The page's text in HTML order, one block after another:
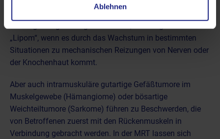
Ablehnen
„Lipom“, wenn es durch das Wachstum in bestimmten
Situationen zu mechanischen Reizungen von Nerven oder
der Knochenhaut kommt.
Aber auch intramuskuläre gutartige Gefäßtumore im
Muskelgewebe (Hämangiome) oder bösartige
Weichteiltumore (Sarkome) führen zu Beschwerden, die
von Betroffenen zuerst mit den Rückenmuskeln in
Verbindung gebracht werden. In der MRT lassen sich